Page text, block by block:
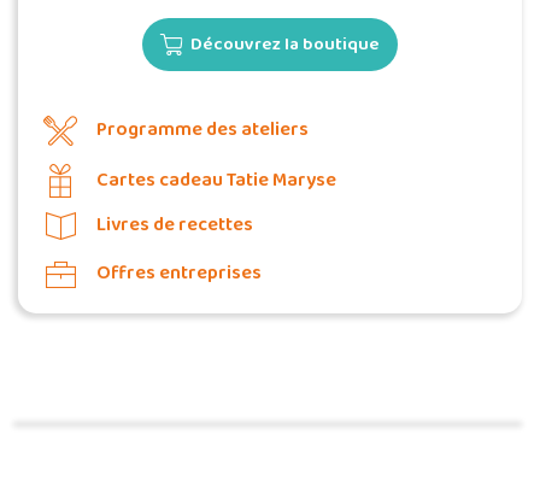
Découvrez la boutique
Programme des ateliers
Cartes cadeau Tatie Maryse
Livres de recettes
Offres entreprises